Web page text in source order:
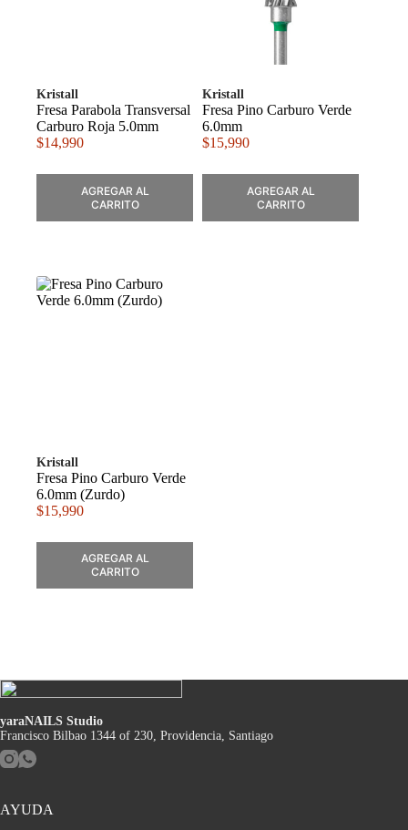
Kristall
Fresa Parabola Transversal
Carburo Roja 5.0mm
$14,990
AGREGAR AL
CARRITO
Kristall
Fresa Pino Carburo Verde
6.0mm
$15,990
AGREGAR AL
CARRITO
Kristall
Fresa Pino Carburo Verde
6.0mm (Zurdo)
$15,990
AGREGAR AL
CARRITO
yaraNAILS Studio
Francisco Bilbao 1344 of 230, Providencia, Santiago
AYUDA